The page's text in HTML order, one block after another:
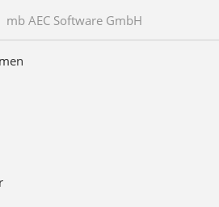
das
mb AEC Software GmbH